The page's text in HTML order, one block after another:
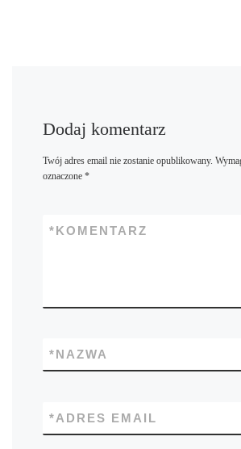
Dodaj komentarz
Twój adres email nie zostanie opublikowany.
oznaczone *
KOMENTARZ
*
NAZWA
*
ADRES EMAIL
*